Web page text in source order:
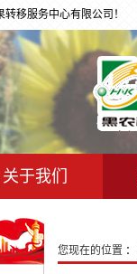
转移服务中心有限公司！
关于我们
您现在的位置 ：